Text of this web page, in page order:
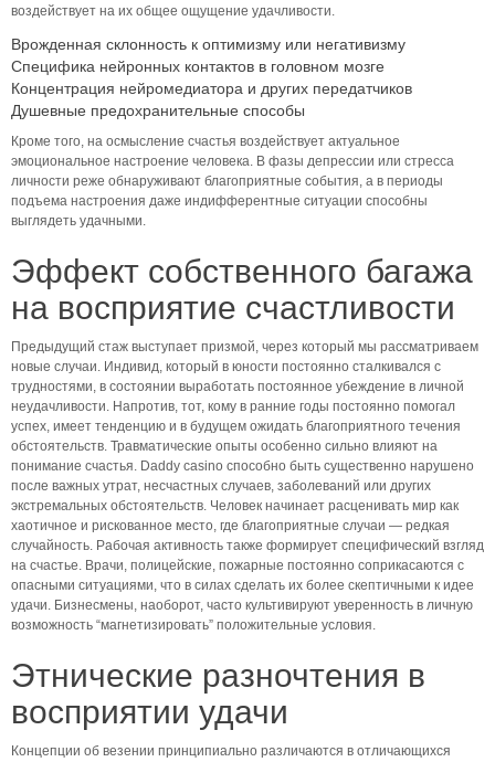
воздействует на их общее ощущение удачливости.
Врожденная склонность к оптимизму или негативизму
Специфика нейронных контактов в головном мозге
Концентрация нейромедиатора и других передатчиков
Душевные предохранительные способы
Кроме того, на осмысление счастья воздействует актуальное
эмоциональное настроение человека. В фазы депрессии или стресса
личности реже обнаруживают благоприятные события, а в периоды
подъема настроения даже индифферентные ситуации способны
выглядеть удачными.
Эффект собственного багажа
на восприятие счастливости
Предыдущий стаж выступает призмой, через который мы рассматриваем
новые случаи. Индивид, который в юности постоянно сталкивался с
трудностями, в состоянии выработать постоянное убеждение в личной
неудачливости. Напротив, тот, кому в ранние годы постоянно помогал
успех, имеет тенденцию и в будущем ожидать благоприятного течения
обстоятельств. Травматические опыты особенно сильно влияют на
понимание счастья. Daddy casino способно быть существенно нарушено
после важных утрат, несчастных случаев, заболеваний или других
экстремальных обстоятельств. Человек начинает расценивать мир как
хаотичное и рискованное место, где благоприятные случаи — редкая
случайность. Рабочая активность также формирует специфический взгляд
на счастье. Врачи, полицейские, пожарные постоянно соприкасаются с
опасными ситуациями, что в силах сделать их более скептичными к идее
удачи. Бизнесмены, наоборот, часто культивируют уверенность в личную
возможность “магнетизировать” положительные условия.
Этнические разночтения в
восприятии удачи
Концепции об везении принципиально различаются в отличающихся